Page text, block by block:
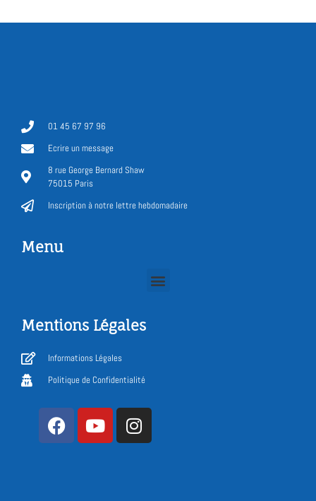
01 45 67 97 96
Ecrire un message
8 rue George Bernard Shaw
75015 Paris
Inscription à notre lettre hebdomadaire
Menu
Mentions Légales
Informations Légales
Politique de Confidentialité